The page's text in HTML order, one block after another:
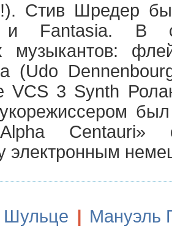
Стив Шредер
и Fantasia. В
музыкантов:
(Udo
VCS 3 Synth
электронным
Шульце | Мануэль